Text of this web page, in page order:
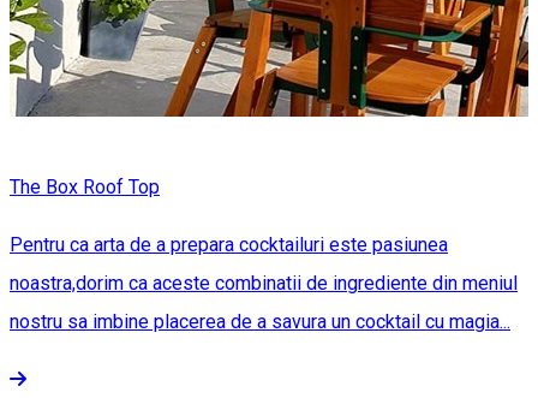
The Box Roof Top
Pentru ca arta de a prepara cocktailuri este pasiunea
noastra,dorim ca aceste combinatii de ingrediente din meniul
nostru sa imbine placerea de a savura un cocktail cu magia...